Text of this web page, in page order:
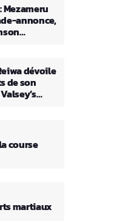
Mezameru
annonce,
dévoile
de son
course
martiaux